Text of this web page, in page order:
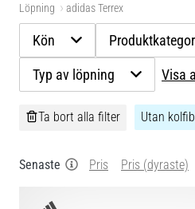
Löpning adidas Terrex
Kön
Typ av löpning Visa
Ta bort alla filter Utan
Senaste Pris Pris (dyraste)